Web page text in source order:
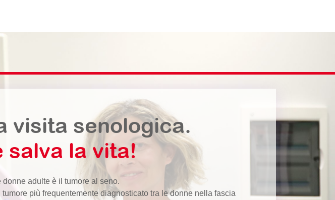
visita senologica.
salva la vita!
adulte è il tumore al seno.
più frequentemente diagnosticato tra le donne nella fascia